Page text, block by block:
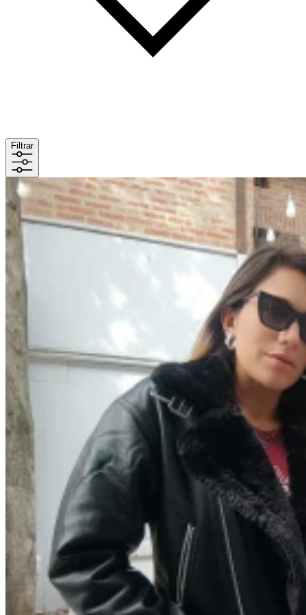
Filtrar